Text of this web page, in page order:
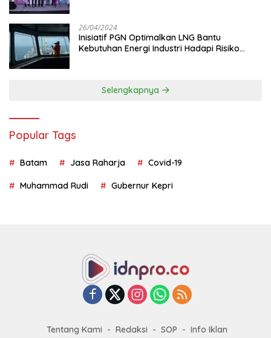
26/04/2024
Inisiatif PGN Optimalkan LNG Bantu
Kebutuhan Energi Industri Hadapi Risiko
Selengkapnya
Popular Tags
Batam Jasa Raharja Covid-19
Muhammad Rudi Gubernur Kepri
Tentang Kami Redaksi SOP Info Iklan